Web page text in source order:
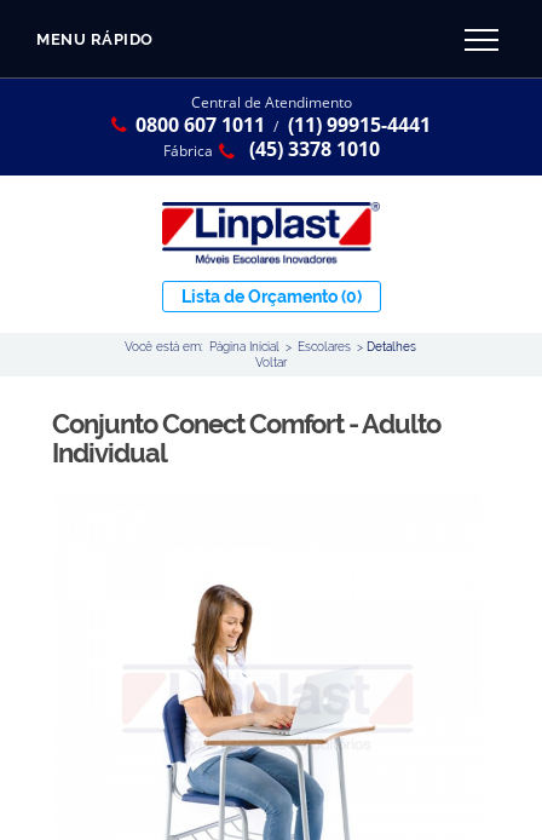
MENU RÁPIDO
Central de Atendimento
0800 607 1011 / (11) 99915-4441
Fábrica (45) 3378 1010
Lista de Orçamento(0)
Você está em: Página Inicial > Escolares >Detalhes
Voltar
Conjunto Conect Comfort - Adulto
Individual
Linha Resina Plástica
Ambiente Maker
CATÁLOGO LINPLAST 2025
SOBRE A EMPRESA